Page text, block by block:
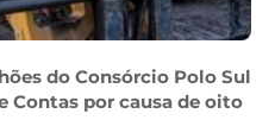
do Consórcio Polo Sul
Contas por causa de oito